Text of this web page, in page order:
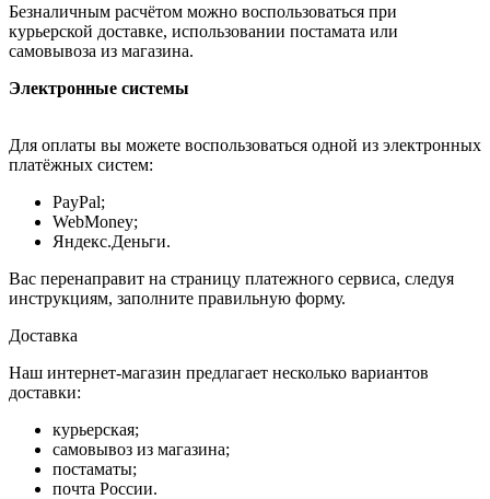
Безналичным расчётом можно воспользоваться при
курьерской доставке, использовании постамата или
самовывоза из магазина.
Электронные системы
Для оплаты вы можете воспользоваться одной из электронных
платёжных систем:
PayPal;
WebMoney;
Яндекс.Деньги.
Вас перенаправит на страницу платежного сервиса, следуя
инструкциям, заполните правильную форму.
Доставка
Наш интернет-магазин предлагает несколько вариантов
доставки:
курьерская;
самовывоз из магазина;
постаматы;
почта России.